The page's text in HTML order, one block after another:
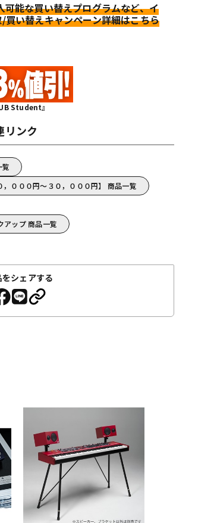
可能な買い替えプログラムなど、イ
買い替えキャンペーン詳細はこちら
Student』
リンク
０００円～３０，０００円】 商品一覧
ップ 商品一覧
をシェアする